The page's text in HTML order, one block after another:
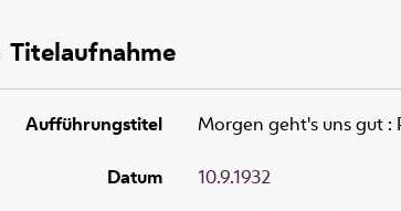
Titelaufnahme
Aufführungstitel Morgen geht's uns gut :
Datum
10.9.1932